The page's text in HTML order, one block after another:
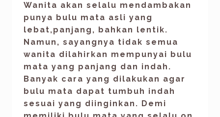
Wanita akan selalu mendambakan
punya bulu mata asli yang
lebat,panjang, bahkan lentik.
Namun, sayangnya tidak semua
wanita dilahirkan mempunyai bulu
mata yang panjang dan indah.
Banyak cara yang dilakukan agar
bulu mata dapat tumbuh indah
sesuai yang diinginkan. Demi